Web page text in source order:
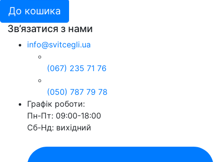
До кошика
Зв’язатися з нами
info@svitcegli.ua
(067) 235 71 76
(050) 787 79 78
Графік роботи:
Пн-Пт: 09:00-18:00
Сб-Нд: вихідний